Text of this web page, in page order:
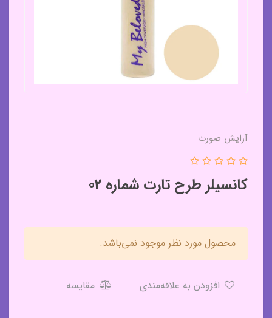
آرایش صورت
کانسیلر طرح تارت شماره 02
محصول مورد نظر موجود نمی‌باشد.
مقایسه